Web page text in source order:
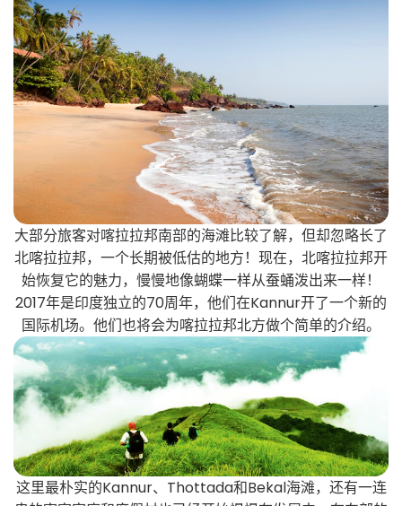
大部分旅客对喀拉拉邦南部的海滩比较了解，但却忽略长了
北喀拉拉邦，一个长期被低估的地方！现在，北喀拉拉邦开
始恢复它的魅力，慢慢地像蝴蝶一样从蚕蛹泼出来一样！
2017年是印度独立的70周年，他们在Kannur开了一个新的
国际机场。他们也将会为喀拉拉邦北方做个简单的介绍。
这里最朴实的Kannur、Thottada和Bekal海滩，还有一连